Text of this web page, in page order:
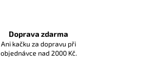
Doprava zdarma
Ani kačku za dopravu při
objednávce nad 2000 Kč.